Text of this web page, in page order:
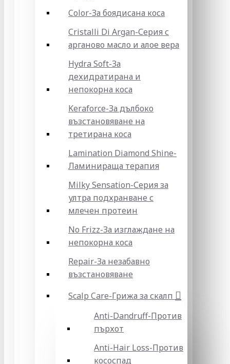
Color-За боядисана коса
Cristalli Di Argan-Серия с
арганово масло и алое вера
Hydra Soft-За
дехидратирана и
непокорна коса
Keraforce-За дълбоко
възстановяване на
третирана коса
Lamination Diamond Shine-
Ламинираща терапия
Milky Sensation-Серия за
ултра подхранване с
млечен протеин
No Frizz-За изглаждане на
непокорна коса
Repair-За незабавно
възстановяване
Scalp Care-Грижа за скалп
Anti-Dandruff-Против
пърхот
Anti-Hair Loss-Против
кососпад